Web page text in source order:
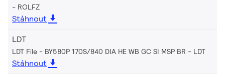
ROLFZ
Stáhnout
LDT
LDT File - BY580P 170S/840 DIA HE WB GC SI MSP BR LDT
Stáhnout